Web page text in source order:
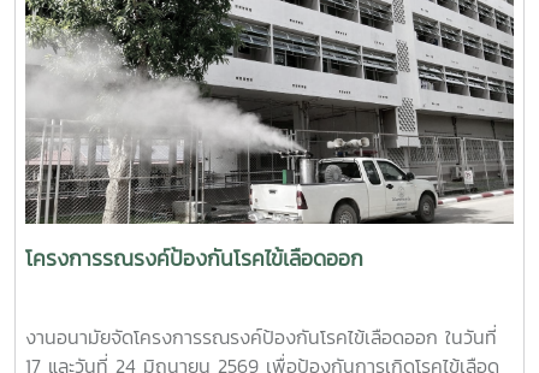
เปลี่ยนประสบการณ์ สะท้อนปัญหา และร่วมหาแนวทางพัฒนา
งานด้านสุขภาวะในสถาบันอุดมศึกษา โครงการนี้ถือเป็นอีกหนึ่ง
กลไกสำคัญในการขับเคลื่อน “ระบบนิเวศสุขภาวะนิสิต” ของ
มหาวิทยาลัยไทย ที่มุ่งสร้างบุคลากรผู้ดูแลนิสิตให้มีความพร้อม
ทั้งด้านความรู้ ทักษะ และหัวใจที่เข้าใจ เพื่อให้นิสิตทุกคนสามารถ
เรียนรู้และใช้ชีวิตในรั้วมหาวิทยาลัยได้อย่างมีความสุขและยั่งยืน
ทั้งนี้ โครงการดังกล่าวได้รับงบประมาณสนับสนุนจากที่ประชุม
อธิการบดีแห่งประเทศไทย เอื้อเฟื้อสถานที่โดยมหาวิทยาลัย
เกษตรศาสตร์
ละ 8 ชั่วโมง- วันที่ 1กรกฏาคม 2569 มีผู้ประสงค์บริจาคโลหิต
จำนวน 91 คน ผ่านเกณฑ์สามารถบริจาคโลหิตได้ จำนวน 41 คน
( 18,450 CC.) - วันที่ 2 กรกฏาคม 2569 มีผู้ประสงค์บริจาค
โลหิต จำนวน 125 คน ผ่านเกณฑ์สามารถบริจาคโลหิตได้ จำนวน
72 คน (32,400 CC.)
โครงการรณรงค์ป้องกันโรคไข้เลือดออก
งานอนามัยจัดโครงการรณรงค์ป้องกันโรคไข้เลือดออก ในวันที่
17 และวันที่ 24 มิถุนายน 2569 เพื่อป้องกันการเกิดโรคไข้เลือด